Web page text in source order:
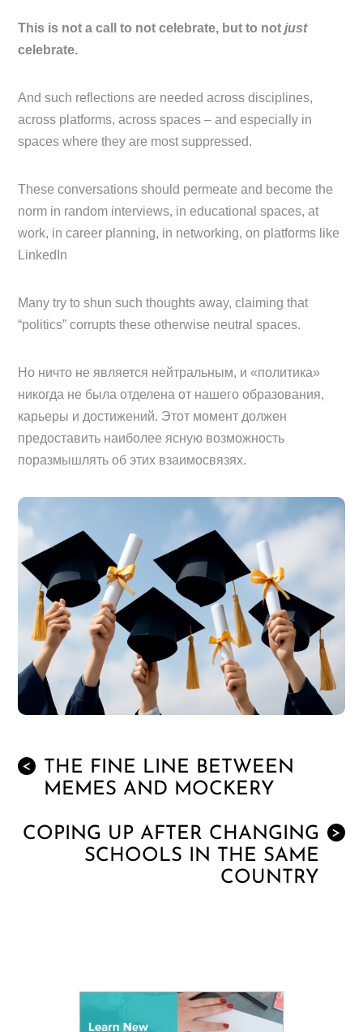
This is not a call to not celebrate, but to notjust
celebrate.
And such reflections are needed across disciplines,
across platforms, across spaces – and especially in
spaces where they are most suppressed.
These conversations should permeate and become the
norm in random interviews, in educational spaces, at
work, in career planning, in networking, on platforms like
LinkedIn
Many try to shun such thoughts away, claiming that
“politics” corrupts these otherwise neutral spaces.
Но ничто не является нейтральным, и «политика»
никогда не была отделена от нашего образования,
карьеры и достижений. Этот момент должен
предоставить наиболее ясную возможность
поразмышлять об этих взаимосвязях.
<
THE FINE LINE BETWEEN
MEMES AND MOCKERY
>
COPING UP AFTER CHANGING
SCHOOLS IN THE SAME
COUNTRY